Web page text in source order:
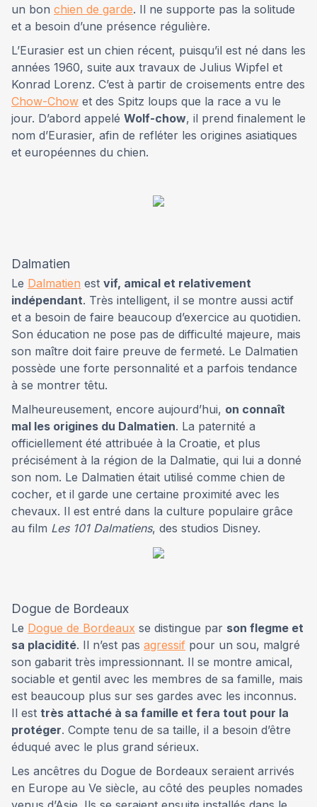
un bon chien de garde. Il ne supporte pas la solitude
et a besoin d’une présence régulière.
L’Eurasier est un chien récent, puisqu’il est né dans les
années 1960, suite aux travaux de Julius Wipfel et
Konrad Lorenz. C’est à partir de croisements entre des
Chow-Chow et des Spitz loups que la race a vu le
jour. D’abord appelé Wolf-chow, il prend finalement le
nom d’Eurasier, afin de refléter les origines asiatiques
et européennes du chien.
Dalmatien
Le Dalmatien est vif, amical et relativement
indépendant. Très intelligent, il se montre aussi actif
et a besoin de faire beaucoup d’exercice au quotidien.
Son éducation ne pose pas de difficulté majeure, mais
son maître doit faire preuve de fermeté. Le Dalmatien
possède une forte personnalité et a parfois tendance
à se montrer têtu.
Malheureusement, encore aujourd’hui, on connaît
mal les origines du Dalmatien. La paternité a
officiellement été attribuée à la Croatie, et plus
précisément à la région de la Dalmatie, qui lui a donné
son nom. Le Dalmatien était utilisé comme chien de
cocher, et il garde une certaine proximité avec les
chevaux. Il est entré dans la culture populaire grâce
au film Les 101 Dalmatiens, des studios Disney.
Dogue de Bordeaux
Le Dogue de Bordeaux se distingue par son flegme et
sa placidité. Il n’est pas agressif pour un sou, malgré
son gabarit très impressionnant. Il se montre amical,
sociable et gentil avec les membres de sa famille, mais
est beaucoup plus sur ses gardes avec les inconnus.
Il est très attaché à sa famille et fera tout pour la
protéger. Compte tenu de sa taille, il a besoin d’être
éduqué avec le plus grand sérieux.
Les ancêtres du Dogue de Bordeaux seraient arrivés
en Europe au Ve siècle, au côté des peuples nomades